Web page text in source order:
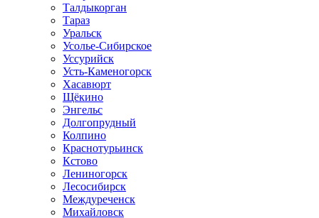
Талдыкорган
Тараз
Уральск
Усолье-Сибирское
Уссурийск
Усть-Каменогорск
Хасавюрт
Щёкино
Энгельс
Долгопрудный
Колпино
Краснотурьинск
Кстово
Лениногорск
Лесосибирск
Междуреченск
Михайловск